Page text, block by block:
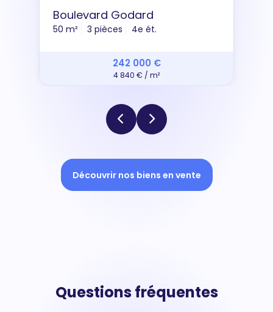
Boulevard Godard
50 m² 3 pièces 4e ét.
242 000 €
4 840 € / m²
Découvrir nos biens en vente
Questions fréquentes